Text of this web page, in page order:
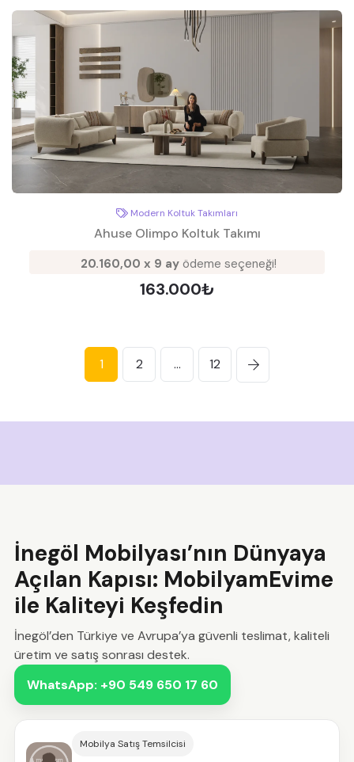
Modern Koltuk Takımları
Ahuse Olimpo Koltuk Takımı
20.160,00 x 9 ayödeme seçeneği!
163.000₺
1 2 ... 12
İnegöl Mobilyası’nın Dünyaya
Açılan Kapısı: MobilyamEvime
ile Kaliteyi Keşfedin
İnegöl’den Türkiye ve Avrupa’ya güvenli teslimat, kaliteli
üretim ve satış sonrası destek.
WhatsApp: +90 549 650 17 60
Mobilya Satış Temsilcisi